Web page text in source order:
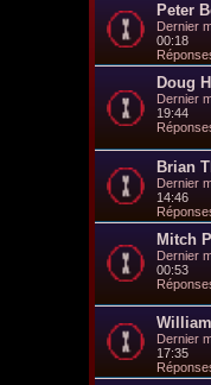
Peter
Dernier
00:18
Doug
Dernier
19:44
Brian
Dernier
14:46
Mitch
Dernier
00:53
Dernier
17:35